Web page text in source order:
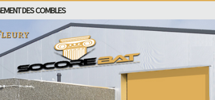
DES COMBLES